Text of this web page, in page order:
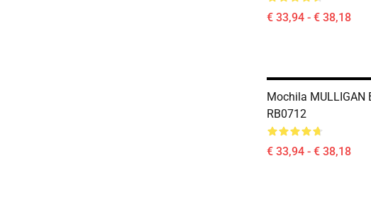
€ 33,94 - € 38,18
Mochila MULLIGAN
RB0712
€ 33,94 - € 38,18